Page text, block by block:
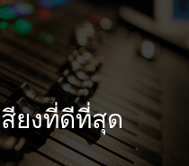
ยงที่ดีที่สุด